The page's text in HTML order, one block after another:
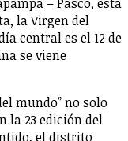
la Virgen del
central es el 12 de
se viene
mundo” no solo
la 23 edición del
el distrito